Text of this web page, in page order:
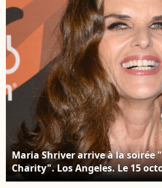
Maria Shriver arrive à la soirée
Charity". Los Angeles. Le 15
DiMaio/startraks/